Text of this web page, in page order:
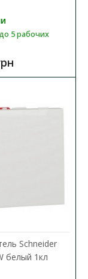
2-кл
Asfora
с суппо..
5 рабочих
Schneider
белый 1кл